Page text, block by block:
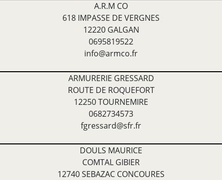
A.R.M CO
618 IMPASSE DE VERGNES
12220 GALGAN
0695819522
info@armco.fr
ARMURERIE GRESSARD
ROUTE DE ROQUEFORT
12250 TOURNEMIRE
0682734573
fgressard@sfr.fr
DOULS MAURICE
COMTAL GIBIER
12740 SEBAZAC CONCOURES